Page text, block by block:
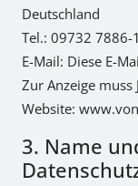
Deutschland
Tel.: 09732 7886-
E-Mail: Diese E-
Zur Anzeige muss
Website:
3. Name